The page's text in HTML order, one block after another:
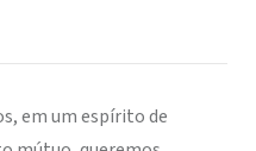
em um espírito de